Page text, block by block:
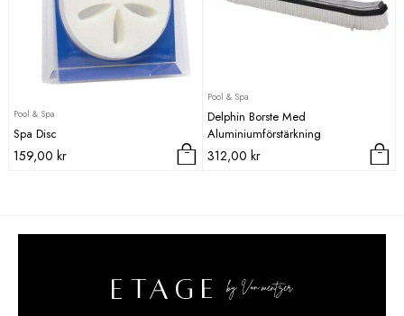
Pool & Spa
Spa Disc
159,00 kr
Pool & Spa
Delphin Borste Med
Aluminiumförstärkning
312,00 kr